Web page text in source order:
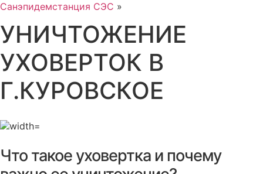
Санэпидемстанция СЭС »
УНИЧТОЖЕНИЕ
УХОВЕРТОК В
Г.КУРОВСКОЕ
Что такое уховертка и почему